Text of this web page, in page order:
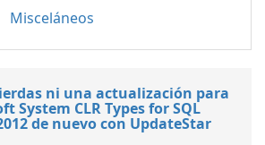
Misceláneos
ni una actualización para
System CLR Types for SQL
de nuevo con UpdateStar